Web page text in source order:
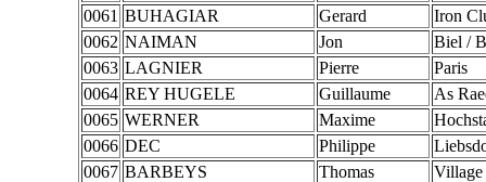
0061 BUHAGIAR Gerard
Iron
0062 NAIMAN Jon
Biel /
0063 LAGNIER Pierre
Paris
0064 REY HUGELE Guillaume
As
0065 WERNER Maxime
0066 DEC Philippe
0067 BARBEYS Thomas